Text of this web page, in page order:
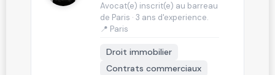
Avocat(e) inscrit(e) au barreau
de Paris · 3 ans d'experience.
📍 Paris
Droit immobilier
Contrats commerciaux